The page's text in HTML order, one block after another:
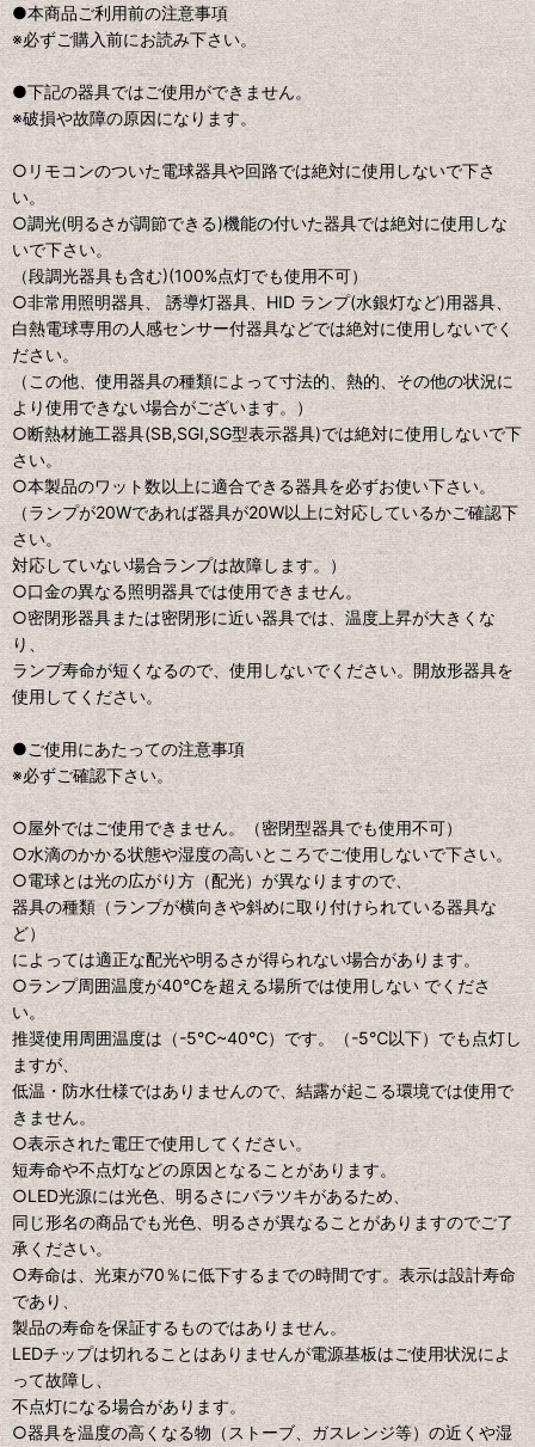
●本商品ご利用前の注意事項
※必ずご購入前にお読み下さい。
●下記の器具ではご使用ができません。
※破損や故障の原因になります。
○リモコンのついた電球器具や回路では絶対に使用しないで下さ
い。
○調光(明るさが調節できる)機能の付いた器具では絶対に使用しな
いで下さい。
（段調光器具も含む)(100%点灯でも使用不可）
○非常用照明器具、 誘導灯器具、HID ランプ(水銀灯など)用器具、
白熱電球専用の人感センサー付器具などでは絶対に使用しないでく
ださい。
（この他、使用器具の種類によって寸法的、熱的、その他の状況に
より使用できない場合がございます。）
○断熱材施工器具(SB,SGI,SG型表示器具)では絶対に使用しないで下
さい。
○本製品のワット数以上に適合できる器具を必ずお使い下さい。
（ランプが20Wであれば器具が20W以上に対応しているかご確認下
さい。
対応していない場合ランプは故障します。）
○口金の異なる照明器具では使用できません。
○密閉形器具または密閉形に近い器具では、温度上昇が大きくな
り、
ランプ寿命が短くなるので、使用しないでください。開放形器具を
使用してください。
●ご使用にあたっての注意事項
※必ずご確認下さい。
○屋外ではご使用できません。（密閉型器具でも使用不可）
○水滴のかかる状態や湿度の高いところでご使用しないで下さい。
○電球とは光の広がり方（配光）が異なりますので、
器具の種類（ランプが横向きや斜めに取り付けられている器具な
ど）
によっては適正な配光や明るさが得られない場合があります。
○ランプ周囲温度が40℃を超える場所では使用しない でくださ
い。
推奨使用周囲温度は（-5℃~40℃）です。（-5℃以下）でも点灯し
ますが、
低温・防水仕様ではありませんので、結露が起こる環境では使用で
きません。
○表示された電圧で使用してください。
短寿命や不点灯などの原因となることがあります。
○LED光源には光色、明るさにバラツキがあるため、
同じ形名の商品でも光色、明るさが異なることがありますのでご了
承ください。
○寿命は、光束が70％に低下するまでの時間です。表示は設計寿命
であり、
製品の寿命を保証するものではありません。
LEDチップは切れることはありませんが電源基板はご使用状況によ
って故障し、
不点灯になる場合があります。
○器具を温度の高くなる物（ストーブ、ガスレンジ等）の近くや湿